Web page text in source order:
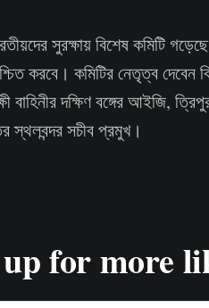
সুরক্ষায় বিশেষ কমিটি
করবে। কমিটির নেতৃত্ব দেবেন
বাহিনীর দক্ষিণ বঙ্গের আইজি,
স্থলবন্দর সচীব প্রমুখ।
for more